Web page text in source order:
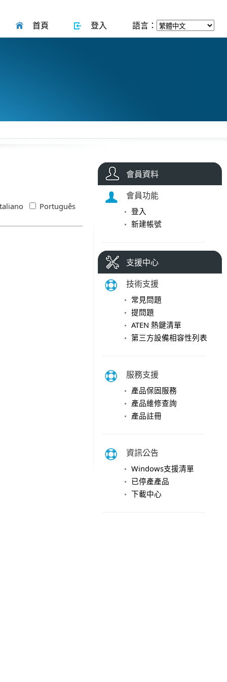
首頁 登入 語言：
Português
會員資料
會員功能
登入
新建帳號
支援中心
技術支援
常見問題
提問題
ATEN 熱鍵清單
第三方設備相容性列表
服務支援
產品保固服務
產品維修查詢
產品註冊
資訊公告
Windows支援清單
已停產產品
下載中心